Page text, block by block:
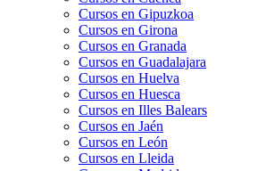
Cursos en Gipuzkoa
Cursos en Girona
Cursos en Granada
Cursos en Guadalajara
Cursos en Huelva
Cursos en Huesca
Cursos en Illes Balears
Cursos en Jaén
Cursos en León
Cursos en Lleida